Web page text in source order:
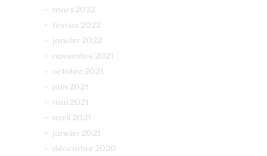
mars 2022
février 2022
janvier 2022
novembre 2021
octobre 2021
juin 2021
mai 2021
avril 2021
janvier 2021
décembre 2020